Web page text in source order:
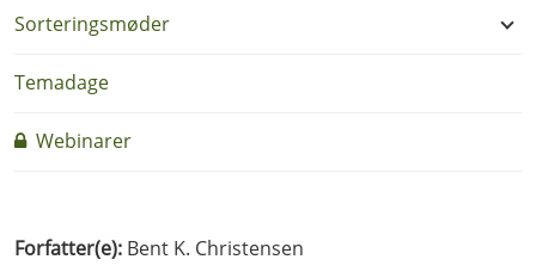
Sorteringsmøder
Temadage
Webinarer
Forfatter(e): Bent K. Christensen